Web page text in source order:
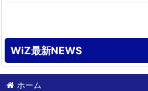
WiZ最新NEWS
ホーム